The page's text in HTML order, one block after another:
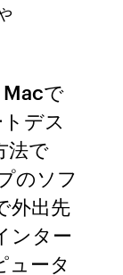
で
デス
法で
のソフ
外出先
ンター
ュータ